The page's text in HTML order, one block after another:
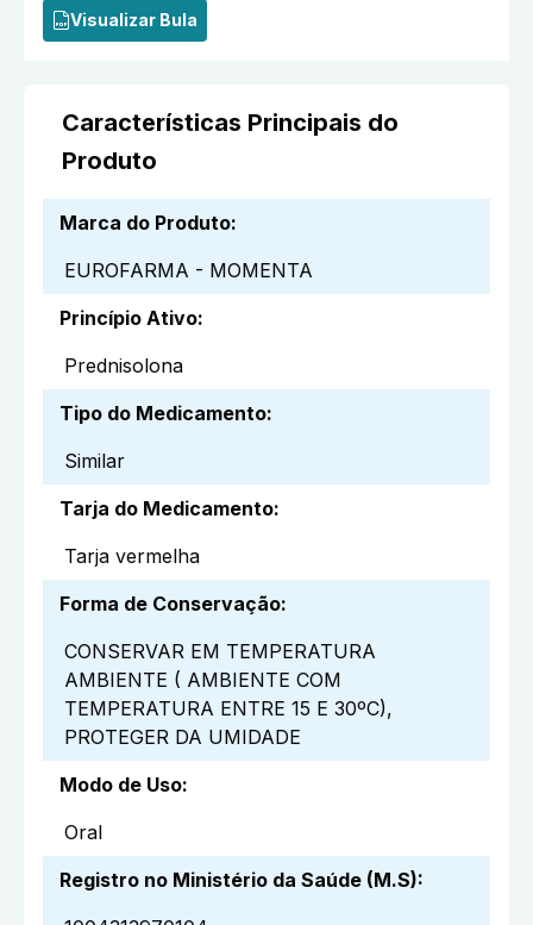
Visualizar Bula
Características Principais do
Produto
Marca do Produto:
EUROFARMA - MOMENTA
Princípio Ativo:
Prednisolona
Tipo do Medicamento:
Similar
Tarja do Medicamento:
Tarja vermelha
Forma de Conservação:
CONSERVAR EM TEMPERATURA
AMBIENTE ( AMBIENTE COM
TEMPERATURA ENTRE 15 E 30ºC),
PROTEGER DA UMIDADE
Modo de Uso:
Oral
Registro no Ministério da Saúde (M.S):